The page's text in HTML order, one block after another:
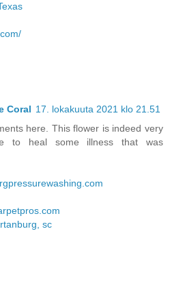
Coral 17. lokakuuta 2021 klo 21.51
here. This flower is indeed very
to heal some illness that was
sc